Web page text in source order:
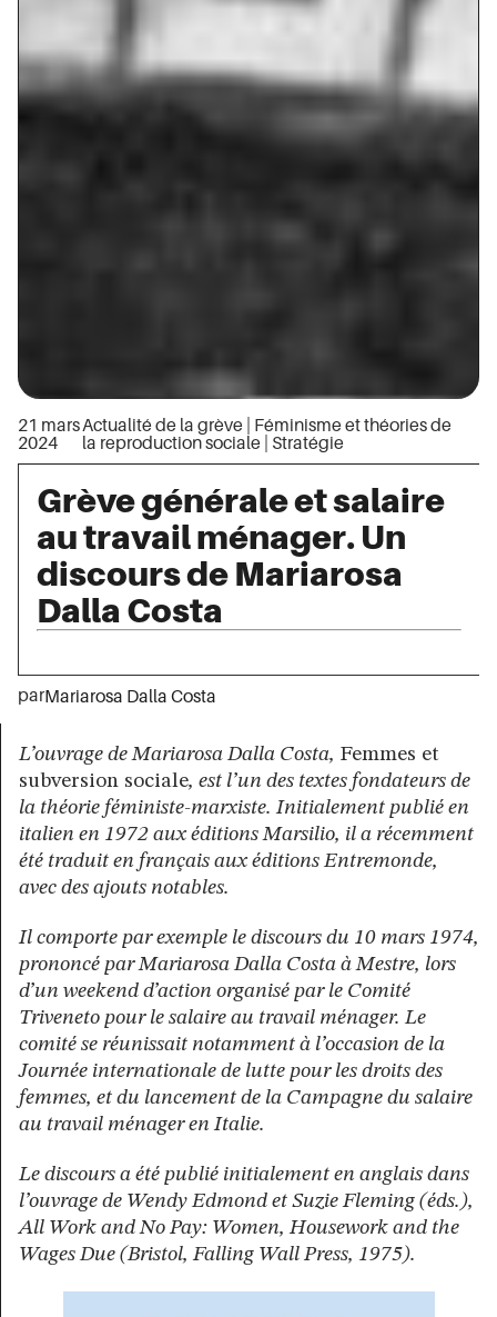
21 mars
2024
Actualité de la grève| Féminisme et théories de
la reproduction sociale| Stratégie
Grève générale et salaire
au travail ménager. Un
discours de Mariarosa
Dalla Costa
parMariarosa Dalla Costa
L’ouvrage de Mariarosa Dalla Costa, Femmes et
subversion sociale, est l’un des textes fondateurs de
la théorie féministe-marxiste. Initialement publié en
italien en 1972 aux éditions Marsilio, il a récemment
été traduit en français aux éditions Entremonde,
avec des ajouts notables.
Il comporte par exemple le discours du 10 mars 1974,
prononcé par Mariarosa Dalla Costa à Mestre, lors
d’un weekend d’action organisé par le Comité
Triveneto pour le salaire au travail ménager. Le
comité se réunissait notamment à l’occasion de la
Journée internationale de lutte pour les droits des
femmes, et du lancement de la Campagne du salaire
au travail ménager en Italie.
Le discours a été publié initialement en anglais dans
l’ouvrage de Wendy Edmond et Suzie Fleming (éds.),
All Work and No Pay: Women, Housework and the
Wages Due (Bristol, Falling Wall Press, 1975).